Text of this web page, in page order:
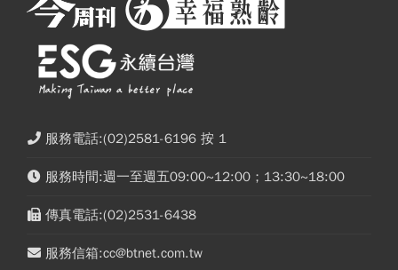
服務電話:(02)2581-6196 按 1
服務時間:週一至週五09:00~12:00；13:30~18:00
傳真電話:(02)2531-6438
服務信箱:cc@btnet.com.tw